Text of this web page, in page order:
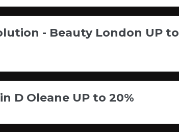
- Beauty London UP to
D Oleane UP to 20%